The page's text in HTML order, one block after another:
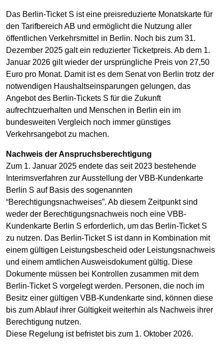
Das Berlin-Ticket S ist eine preisreduzierte Monatskarte für
den Tarifbereich AB und ermöglicht die Nutzung aller
öffentlichen Verkehrsmittel in Berlin. Noch bis zum 31.
Dezember 2025 galt ein reduzierter Ticketpreis. Ab dem 1.
Januar 2026 gilt wieder der ursprüngliche Preis von 27,50
Euro pro Monat. Damit ist es dem Senat von Berlin trotz der
notwendigen Haushaltseinsparungen gelungen, das
Angebot des Berlin-Tickets S für die Zukunft
aufrechtzuerhalten und Menschen in Berlin ein im
bundesweiten Vergleich noch immer günstiges
Verkehrsangebot zu machen.
Nachweis der Anspruchsberechtigung
Zum 1. Januar 2025 endete das seit 2023 bestehende
Interimsverfahren zur Ausstellung der VBB-Kundenkarte
Berlin S auf Basis des sogenannten
“Berechtigungsnachweises”. Ab diesem Zeitpunkt sind
weder der Berechtigungsnachweis noch eine VBB-
Kundenkarte Berlin S erforderlich, um das Berlin-Ticket S
zu nutzen. Das Berlin-Ticket S ist dann in Kombination mit
einem gültigen Leistungsbescheid oder Leistungsnachweis
und einem amtlichen Ausweisdokument gültig. Diese
Dokumente müssen bei Kontrollen zusammen mit dem
Berlin-Ticket S vorgelegt werden. Personen, die noch im
Besitz einer gültigen VBB-Kundenkarte sind, können diese
bis zum Ablauf ihrer Gültigkeit weiterhin als Nachweis ihrer
Berechtigung nutzen.
Diese Regelung ist befristet bis zum 1. Oktober 2026.